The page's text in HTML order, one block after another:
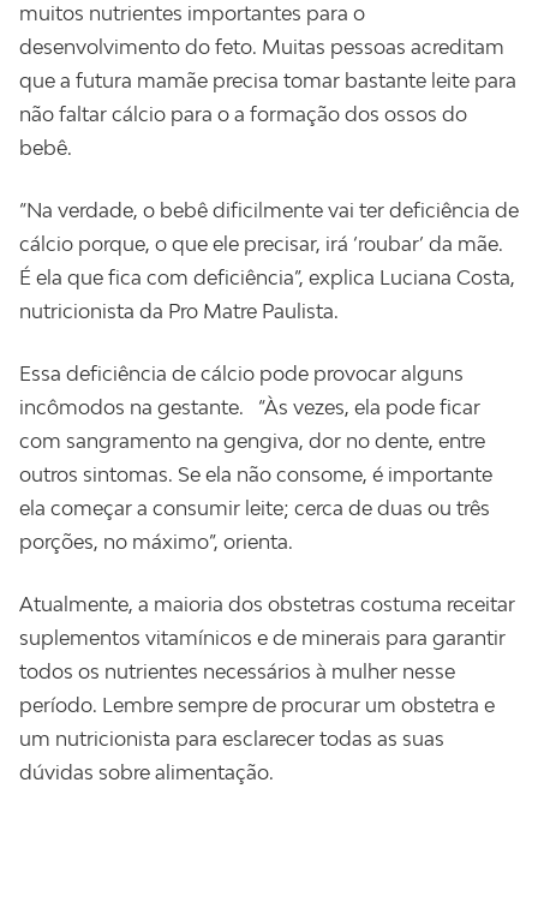
muitos nutrientes importantes para o
desenvolvimento do feto. Muitas pessoas acreditam
que a futura mamãe precisa tomar bastante leite para
não faltar cálcio para o a formação dos ossos do
bebê.
“Na verdade, o bebê dificilmente vai ter deficiência de
cálcio porque, o que ele precisar, irá ‘roubar’ da mãe.
É ela que fica com deficiência”, explica Luciana Costa,
nutricionista da Pro Matre Paulista.
Essa deficiência de cálcio pode provocar alguns
incômodos na gestante. “Às vezes, ela pode ficar
com sangramento na gengiva, dor no dente, entre
outros sintomas. Se ela não consome, é importante
ela começar a consumir leite; cerca de duas ou três
porções, no máximo”, orienta.
Atualmente, a maioria dos obstetras costuma receitar
suplementos vitamínicos e de minerais para garantir
todos os nutrientes necessários à mulher nesse
período. Lembre sempre de procurar um obstetra e
um nutricionista para esclarecer todas as suas
dúvidas sobre alimentação.